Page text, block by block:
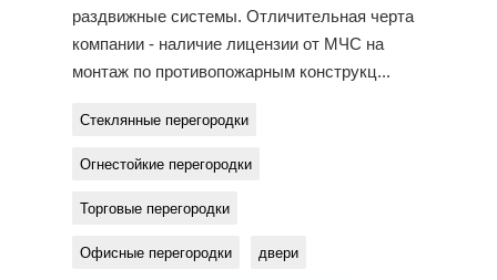
раздвижные системы. Отличительная черта
компании - наличие лицензии от МЧС на
монтаж по противопожарным конструкц...
Стеклянные перегородки
Огнестойкие перегородки
Торговые перегородки
Офисные перегородки двери